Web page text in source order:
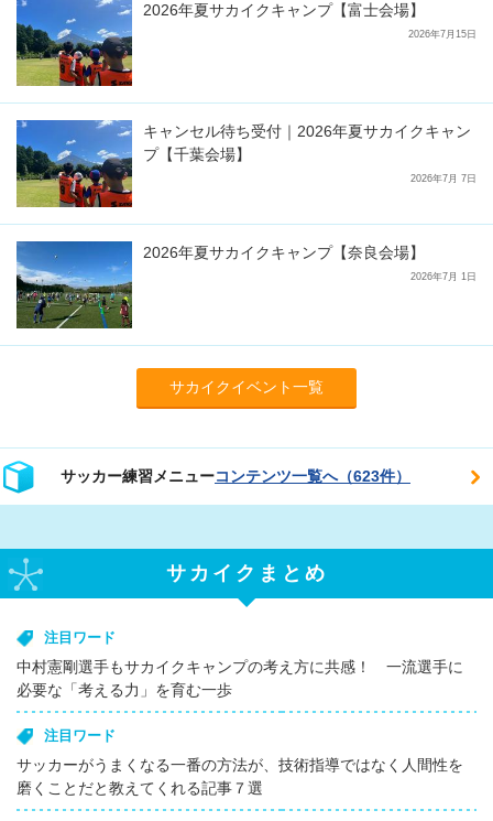
2026年夏サカイクキャンプ【富士会場】
2026年7月15日
キャンセル待ち受付｜2026年夏サカイクキャン
プ【千葉会場】
2026年7月 7日
2026年夏サカイクキャンプ【奈良会場】
2026年7月 1日
サカイクイベント一覧
サッカー練習メニューコンテンツ一覧へ（623件）
サカイクまとめ
注目ワード
中村憲剛選手もサカイクキャンプの考え方に共感！ 一流選手に
必要な「考える力」を育む一歩
注目ワード
サッカーがうまくなる一番の方法が、技術指導ではなく人間性を
磨くことだと教えてくれる記事７選